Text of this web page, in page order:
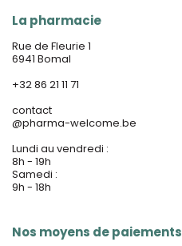
La pharmacie
Rue de Fleurie 1
6941 Bomal
+32 86 21 11 71
contact
@pharma-welcome.be
Lundi au vendredi :
8h - 19h
Samedi :
9h - 18h
Nos moyens de paiements